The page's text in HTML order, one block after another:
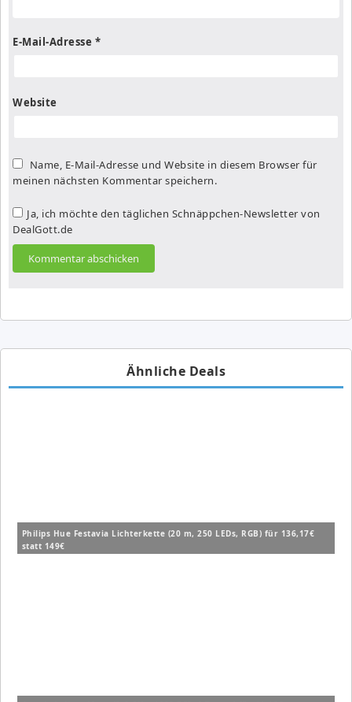
E-Mail-Adresse *
Website
Name, E-Mail-Adresse und Website in diesem Browser für
meinen nächsten Kommentar speichern.
Ja, ich möchte den täglichen Schnäppchen-Newsletter von
DealGott.de
Ähnliche Deals
Philips Hue Festavia Lichterkette (20 m, 250 LEDs, RGB) für 136,17€
statt 149€